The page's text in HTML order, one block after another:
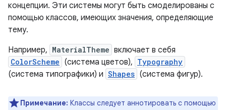
концепции. Эти системы могут быть смоделированы с
помощью классов, имеющих значения, определяющие
тему.
Например, MaterialTheme включает в себя
ColorScheme (система цветов), Typography
(система типографики) и Shapes (система фигур).
Примечание: Классы следует аннотировать с помощью